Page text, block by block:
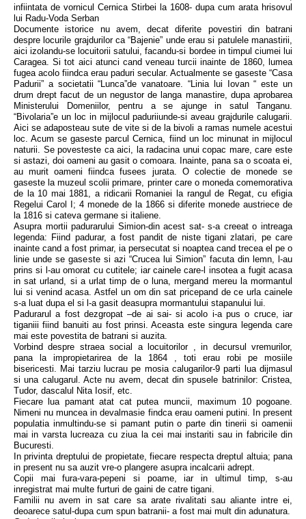
infiintata de vornicul Cernica Stirbei la 1608- dupa cum arata hrisovul
lui Radu-Voda Serban
Documente istorice nu avem, decat diferite povestiri din batrani
despre locurile grajdurilor ca “Bajenie” unde erau si patulele manastirii,
aici izolandu-se locuitorii satului, facandu-si bordee in timpul ciumei lui
Caragea. Si tot aici atunci cand veneau turcii inainte de 1860, lumea
fugea acolo fiindca erau paduri secular. Actualmente se gaseste “Casa
Padurii” a societatii “Lunca”de vanatoare. “Linia lui Iovan “ este un
drum drept facut de un negustor de langa manastire, dupa aprobarea
Ministerului Domeniilor, pentru a se ajunge in satul Tanganu.
“Bivolaria”e un loc in mijlocul paduriiunde-si aveau grajdurile calugarii.
Aici se adaposteau sute de vite si de la bivoli a ramas numele acestui
loc. Acum se gaseste parcul Cernica, fiind un loc minunat in mijlocul
naturii. Se povesteste ca aici, la radacina unui copac mare, care este
si astazi, doi oameni au gasit o comoara. Inainte, pana sa o scoata ei,
au murit oameni fiindca fusees jurata. O colectie de monede se
gaseste la muzeul scolii primare, printer care o moneda comemorativa
de la 10 mai 1881, a ridicarii Romaniei la rangul de Regat, cu efigia
Regelui Carol I; 4 monede de la 1866 si diferite monede austriece de
la 1816 si cateva germane si italiene.
Asupra mortii padurarului Simion-din acest sat- s-a creeat o intreaga
legenda: Fiind padurar, a fost pandit de niste tigani zlatari, pe care
inainte cand a fost primar, ia persecutat si noaptea cand trecea el pe o
linie unde se gaseste si azi “Crucea lui Simion” facuta din lemn, l-au
prins si l-au omorat cu cutitele; iar cainele care-l insotea a fugit acasa
in sat urland, si a urlat timp de o luna, mergand mereu la mormantul
lui si venind acasa. Astfel un om din sat pricepand de ce urla cainele
s-a luat dupa el si l-a gasit deasupra mormantului stapanului lui.
Padurarul a fost dezgropat –de ai sai- si acolo i-a pus o cruce, iar
tiganiii fiind banuiti au fost prinsi. Aceasta este singura legenda care
mai este povestita de batrani si auzita.
Vorbind despre straea social a locuitorilor , in decursul vremurilor,
pana la impropietarirea de la 1864 , toti erau robi pe mosiile
bisericesti. Mai tarziu lucrau pe mosia calugarilor-9 parti lua dijmasul
si una calugarul. Acte nu avem, decat din spusele batrinilor: Cristea,
Tudor, dascalul Nita Iosif, etc.
Fiecare lua pamant atat cat putea muncii, maximum 10 pogoane.
Nimeni nu muncea in devalmasie findca erau oameni putini. In present
populatia inmultindu-se si pamant putin o parte din tinerii si oamenii
mai in varsta lucreaza cu ziua la cei mai instariti sau in fabricile din
Bucuresti.
In privinta dreptului de propietate, fiecare respecta dreptul altuia; pana
in present nu sa auzit vre-o plangere asupra incalcarii adrept.
Copii mai fura-vara-pepeni si poame, iar in ultimul timp, s-au
inregistrat mai multe furturi de gaini de catre tigani.
Familii nu avem in sat care sa arate rivalitati sau aliante intre ei,
deoarece satul-dupa cum spun batranii- a fost mai mult din adunatura.